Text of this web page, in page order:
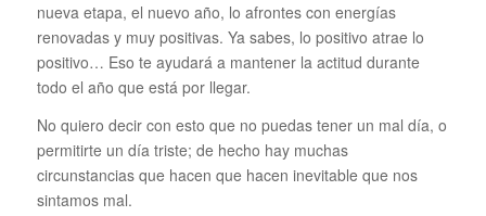
nueva etapa, el nuevo año, lo afrontes con energías
renovadas y muy positivas. Ya sabes, lo positivo atrae lo
positivo… Eso te ayudará a mantener la actitud durante
todo el año que está por llegar.
No quiero decir con esto que no puedas tener un mal día, o
permitirte un día triste; de hecho hay muchas
circunstancias que hacen que hacen inevitable que nos
sintamos mal.